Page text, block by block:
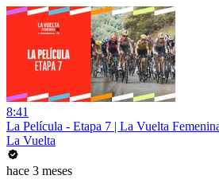
8:41
La Película - Etapa 7 | La Vuelta
La Vuelta
hace 3 meses